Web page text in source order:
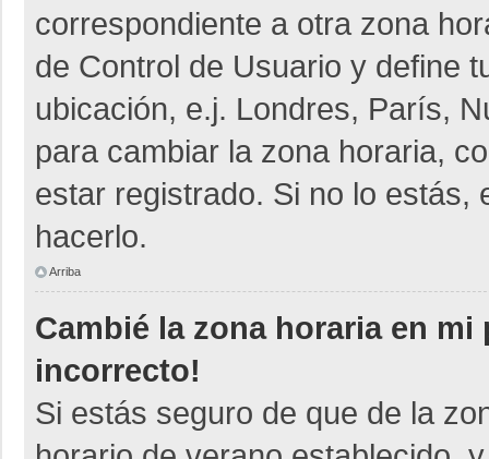
correspondiente a otra zona
de Control de Usuario y define
ubicación, e.j. Londres, París,
para cambiar la zona horaria,
estar registrado. Si no lo estás,
hacerlo.
Arriba
Cambié la zona horaria en
incorrecto!
Si estás seguro de que de la